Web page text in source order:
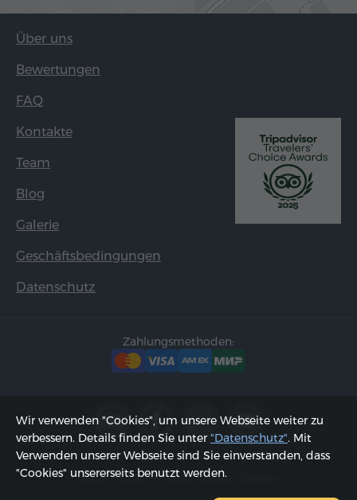
Über uns
Bewertungen
FAQ
Kontakte
Team
Blog
Galerie
Geschäftsbedingungen
Datenschutz
Zahlungsmethoden:
2002 - 2026, © "Hyur Service" GmbH;
Wir verwenden "Cookies", um unsere Webseite weiter zu
verbessern. Details finden Sie unter"Datenschutz". Mit
Verwenden unserer Webseite sind Sie einverstanden, dass
"Cookies" unsererseits benutzt werden.